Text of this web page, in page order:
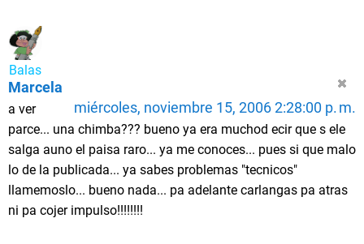
Balas
Marcela
miércoles, noviembre 15, 2006 2:28:00 p. m.
a ver
parce... una chimba??? bueno ya era muchod ecir que s ele
salga auno el paisa raro... ya me conoces... pues si que malo
lo de la publicada... ya sabes problemas "tecnicos"
llamemoslo... bueno nada... pa adelante carlangas pa atras
ni pa cojer impulso!!!!!!!!